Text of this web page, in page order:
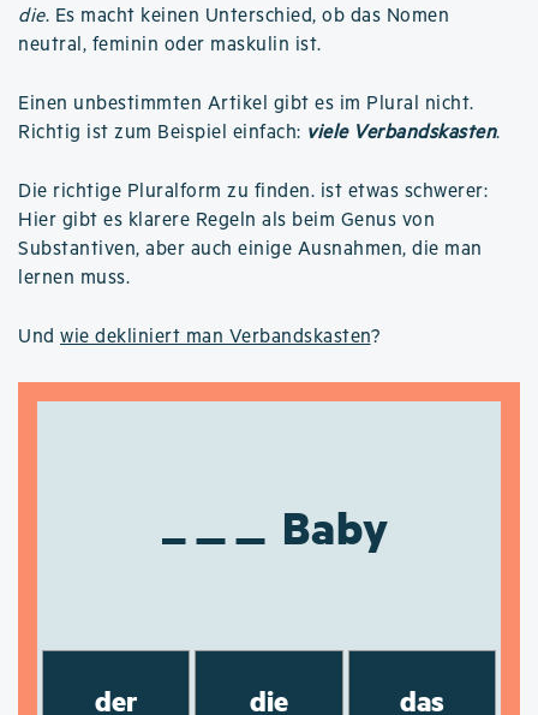
die. Es macht keinen Unterschied, ob das Nomen
neutral, feminin oder maskulin ist.
Einen unbestimmten Artikel gibt es im Plural nicht.
Richtig ist zum Beispiel einfach: viele Verbandskasten.
Die richtige Pluralform zu finden. ist etwas schwerer:
Hier gibt es klarere Regeln als beim Genus von
Substantiven, aber auch einige Ausnahmen, die man
lernen muss.
Und wie dekliniert man Verbandskasten?
Baby
der die das